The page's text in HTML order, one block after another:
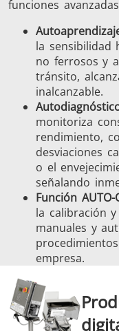
funciones
la sensibilidad
no ferrosos y
tránsito,
inalcanzable.
monitoriza
rendimiento,
desviaciones
o el
señalando
Función AUTO-
la calibración
manuales y
empresa.